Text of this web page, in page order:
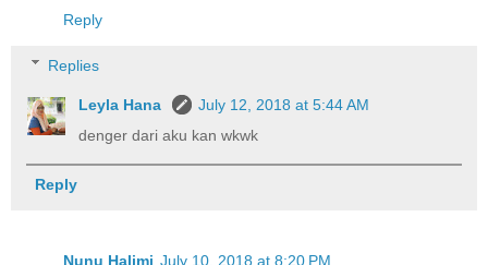
Reply
Replies
Leyla Hana
July 12, 2018 at 5:44 AM
denger dari aku kan wkwk
Reply
Nunu Halimi July 10, 2018 at 8:20 PM